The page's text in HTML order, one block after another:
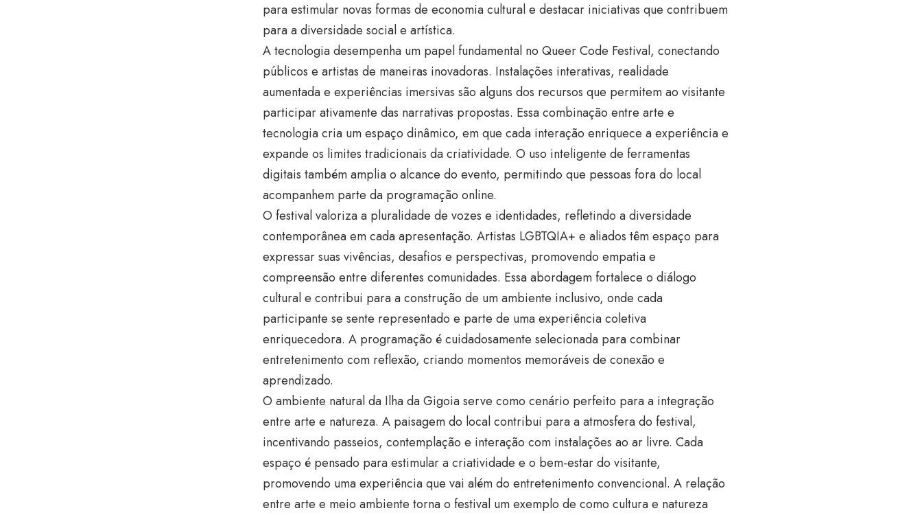
para estimular novas formas de economia cultural e destacar iniciativas que contribuem
para a diversidade social e artística.
A tecnologia desempenha um papel fundamental no Queer Code Festival, conectando
públicos e artistas de maneiras inovadoras. Instalações interativas, realidade
aumentada e experiências imersivas são alguns dos recursos que permitem ao visitante
participar ativamente das narrativas propostas. Essa combinação entre arte e
tecnologia cria um espaço dinâmico, em que cada interação enriquece a experiência e
expande os limites tradicionais da criatividade. O uso inteligente de ferramentas
digitais também amplia o alcance do evento, permitindo que pessoas fora do local
acompanhem parte da programação online.
O festival valoriza a pluralidade de vozes e identidades, refletindo a diversidade
contemporânea em cada apresentação. Artistas LGBTQIA+ e aliados têm espaço para
expressar suas vivências, desafios e perspectivas, promovendo empatia e
compreensão entre diferentes comunidades. Essa abordagem fortalece o diálogo
cultural e contribui para a construção de um ambiente inclusivo, onde cada
participante se sente representado e parte de uma experiência coletiva
enriquecedora. A programação é cuidadosamente selecionada para combinar
entretenimento com reflexão, criando momentos memoráveis de conexão e
aprendizado.
O ambiente natural da Ilha da Gigoia serve como cenário perfeito para a integração
entre arte e natureza. A paisagem do local contribui para a atmosfera do festival,
incentivando passeios, contemplação e interação com instalações ao ar livre. Cada
espaço é pensado para estimular a criatividade e o bem-estar do visitante,
promovendo uma experiência que vai além do entretenimento convencional. A relação
entre arte e meio ambiente torna o festival um exemplo de como cultura e natureza